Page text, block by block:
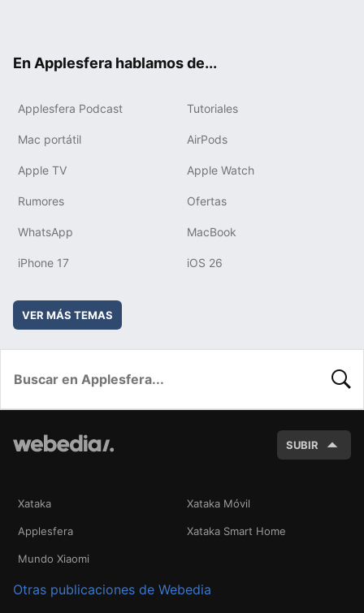
En Applesfera hablamos de...
Applesfera Podcast Tutoriales
Mac portátil AirPods
Apple TV Apple Watch
Rumores Ofertas
WhatsApp MacBook
iPhone 17 iOS 26
VER MÁS TEMAS
SUBIR
Xataka Xataka Móvil
Applesfera Xataka Smart Home
Mundo Xiaomi
Otras publicaciones de Webedia